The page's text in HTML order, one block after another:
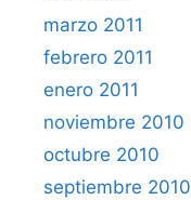
marzo 2011
febrero 2011
enero 2011
noviembre 2010
octubre 2010
septiembre 2010